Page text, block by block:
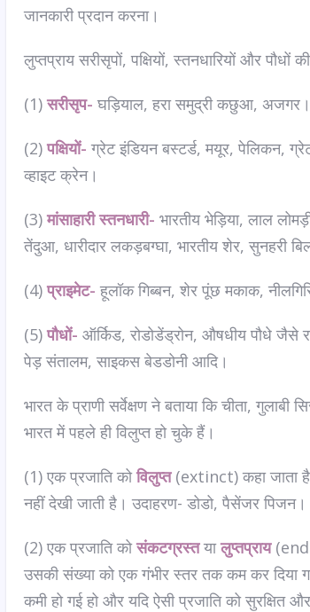
जानकारी प्रदान करना।
लुप्तप्राय सरीसृपों, पक्षियों, स्तनधारियों और पौधों
(1)सरीसृप- घड़ियाल, हरा समुद्री कछुआ, अजगर।
(2)पक्षियों- ग्रेट इंडियन बस्टर्ड, मयूर, पेलिकन,
व्हाइट क्रेन।
(3)मांसाहारी स्तनधारी- भारतीय भेड़िया, लाल
तेंदुआ, धारीदार लकड़बग्घा, भारतीय शेर, सुनहरी
(4)प्राइमेट- हूलॉक गिब्बन, शेर पूंछ मकाक,
(5)पौधों- ऑर्किड, रोडोडेंड्रोन, औषधीय पौधे जैसे
पेड़ संतालम, साइकस बेडडोनी आदि।
भारत के प्राणी सर्वेक्षण ने बताया कि चीता, गुलाबी
भारत में पहले ही विलुप्त हो चुके हैं।
(1) एक प्रजाति कोविलुप्त(extinct) कहा जाता
नहीं देखी जाती है। उदाहरण- डोडो, पैसेंजर पिजन।
(2) एक प्रजाति कोसंकटग्रस्तयालुप्तप्राय
उसकी संख्या को एक गंभीर स्तर तक कम कर दिया
कमी हो गई हो और यदि ऐसी प्रजाति को सुरक्षित